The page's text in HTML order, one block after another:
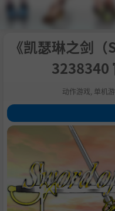
《凯瑟琳之剑
3238340
动作游戏 单机
1.关于这款游戏
学习下载